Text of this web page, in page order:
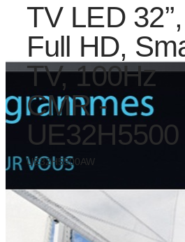
TV LED 32’’,
Full HD,
TV, 100Hz
CMR -
UE32H5500
UE32H5500AW